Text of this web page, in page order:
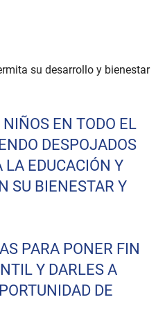
su desarrollo y bienestar
EN TODO EL
DESPOJADOS
LA EDUCACIÓN Y
SU BIENESTAR Y
PARA PONER FIN
Y DARLES A
DE